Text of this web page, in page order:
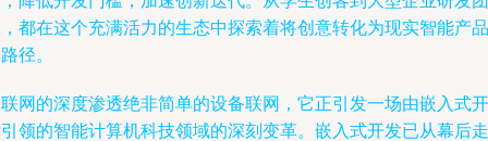
都在这个充满活力的生态中探索着将创意转化为现实智能产品
径。
网的深度渗透绝非简单的设备联网，它正引发一场由嵌入式开
领的智能计算机科技领域的深刻变革。嵌入式开发已从幕后走